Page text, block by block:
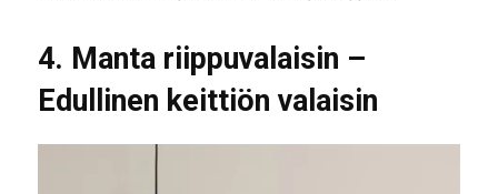
4. Manta riippuvalaisin –
Edullinen keittiön valaisin